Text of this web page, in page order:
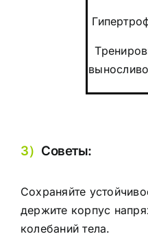
3） Советы:
Сохраняйте
держите корпус
колебаний тела.